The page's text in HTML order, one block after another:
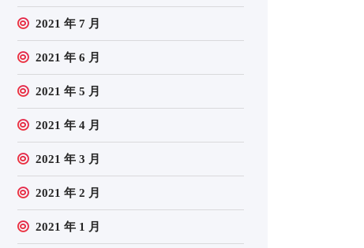
2021 年 7 月
2021 年 6 月
2021 年 5 月
2021 年 4 月
2021 年 3 月
2021 年 2 月
2021 年 1 月